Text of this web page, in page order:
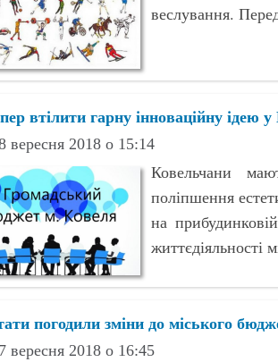
веслування.
втілити гарну інноваційну
вересня 2018 о 15:14
Ковельчани
поліпшення
на
життєдіяльності
погодили зміни до міського
вересня 2018 о 16:45